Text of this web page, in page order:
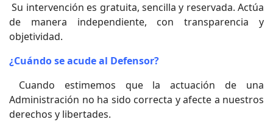
Su intervención es gratuita, sencilla y reservada. Actúa
de manera independiente, con transparencia y
objetividad.
¿Cuándo se acude al Defensor?
Cuando estimemos que la actuación de una
Administración no ha sido correcta y afecte a nuestros
derechos y libertades.